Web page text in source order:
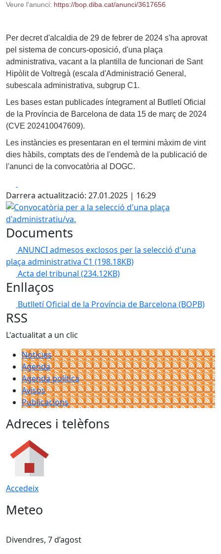
Veure l'anunci: https://bop.diba.cat/anunci/3617656
Per decret d'alcaldia de 29 de febrer de 2024 s'ha aprovat
pel sistema de concurs-oposició, d'una plaça
administrativa, vacant a la plantilla de funcionari de Sant
Hipòlit de Voltregà (escala d'Administració General,
subescala administrativa, subgrup C1.
Les bases estan publicades íntegrament al Butlletí Oficial
de la Província de Barcelona de data 15 de març de 2024
(CVE 202410047609).
Les instàncies es presentaran en el termini màxim de vint
dies hàbils, comptats des de l'endemà de la publicació de
l'anunci de la convocatòria al DOGC.
Darrera actualització: 27.01.2025 | 16:29
Convocatòria per a la selecció d'una plaça
Documents
ANUNCI admesos exclosos per la selecció d'una
plaça administrativa C1 (198.18KB)
Acta del tribunal (234.12KB)
Enllaços
Butlletí Oficial de la Província de Barcelona (BOPB)
RSS
L'actualitat a un clic
Notícies
Agenda
Agenda política
Avisos
Publicacions
Adreces i telèfons
Accedeix
Meteo
Divendres, 7 d’agost